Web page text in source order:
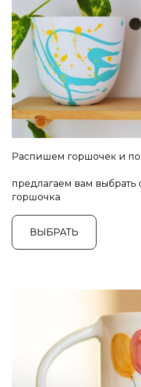
Распишем горшочек и
предлагаем вам выбрать
горшочка
ВЫБРАТЬ